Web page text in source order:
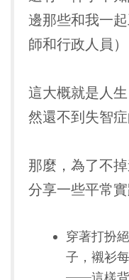
邊那些和我一
師和行政人員
這大概就是人
然還不到失智
那麼，為了不
分享一些平常
穿著打扮
子，襯衫